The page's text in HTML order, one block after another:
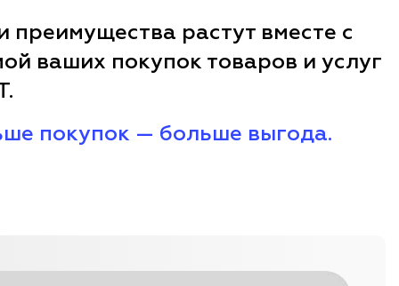
преимущества растут вместе с
ваших покупок товаров и услуг
покупок — больше выгода.